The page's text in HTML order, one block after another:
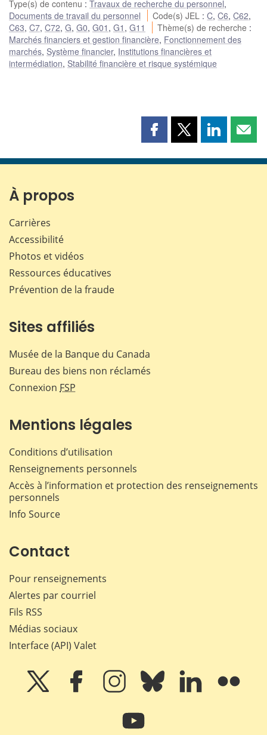
Type(s) de contenu : Travaux de recherche du personnel,
Documents de travail du personnel
Code(s) JEL :C,C6,C62,
C63, C7, C72, G, G0, G01 , G1 , G11 Thème(s) de recherche :
Marchés financiers et gestion financière, Fonctionnement des
marchés, Système financier, Institutions financières et
intermédiation, Stabilité financière et risque systémique
Partager
page
Partager
page
Partager
page page
À propos
Carrières
Accessibilité
Photos et vidéos
Ressources éducatives
Prévention de la fraude
Sites affiliés
Musée de la Banque du Canada
Bureau des biens non réclamés
Connexion FSP
Mentions légales
Conditions d’utilisation
Renseignements personnels
Accès à l’information et protection des renseignements
personnels
Info Source
Contact
Pour renseignements
Alertes par courriel
Fils RSS
Médias sociaux
Interface (API) Valet